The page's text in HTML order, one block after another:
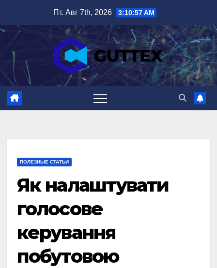
содержимому
Пт. Авг 7th, 2026 3:10:58 AM
ПОЛЕЗНЫЕ СТАТЬИ
Як налаштувати
голосове
керування
побутовою